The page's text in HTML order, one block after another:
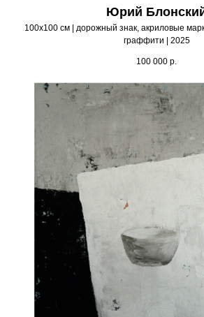
Юрий
100х100 см | дорожный знак, акриловые
граффити | 2025
100 000 р.